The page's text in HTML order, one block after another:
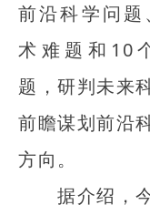
前沿科学问
术难题和10
题，研判未来
前瞻谋划前沿
方向。
据介绍，今